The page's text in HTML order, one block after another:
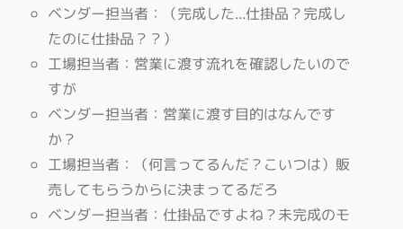
ベンダー担当者：（完成した…仕掛品？完成し
たのに仕掛品？？）
工場担当者：営業に渡す流れを確認したいので
すが
ベンダー担当者：営業に渡す目的はなんです
か？
工場担当者：（何言ってるんだ？こいつは）販
売してもらうからに決まってるだろ
ベンダー担当者：仕掛品ですよね？未完成のモ